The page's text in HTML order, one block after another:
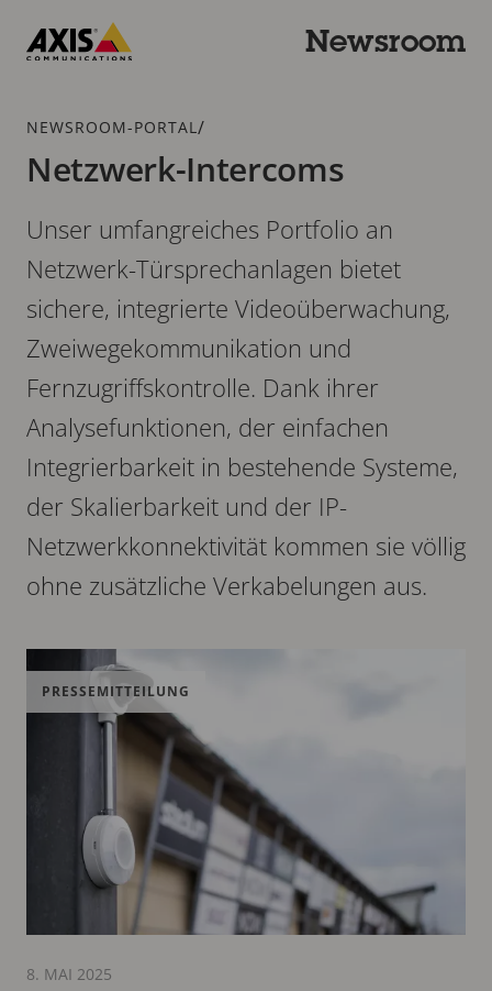
Hauptinhalt
springen
Newsroom
Breadcrumb
NEWSROOM-PORTAL /
Netzwerk-Intercoms
Unser umfangreiches Portfolio an
Netzwerk-Türsprechanlagen bietet
sichere, integrierte Videoüberwachung,
Zweiwegekommunikation und
Fernzugriffskontrolle. Dank ihrer
Analysefunktionen, der einfachen
Integrierbarkeit in bestehende Systeme,
der Skalierbarkeit und der IP-
Netzwerkkonnektivität kommen sie völlig
ohne zusätzliche Verkabelungen aus.
PRESSEMITTEILUNG
8. MAI 2025